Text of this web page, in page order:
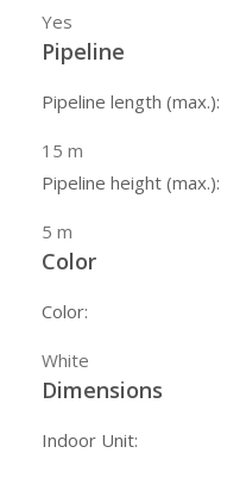
Yes
Pipeline
Pipeline length (max.):
15 m
Pipeline height (max.):
5 m
Color
Color:
White
Dimensions
Indoor Unit: